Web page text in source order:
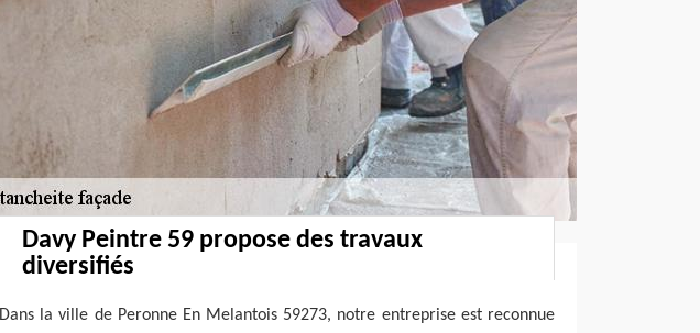
Davy Peintre 59 propose des travaux
diversifiés
Dans la ville de Peronne En Melantois 59273, notre entreprise est reconnue